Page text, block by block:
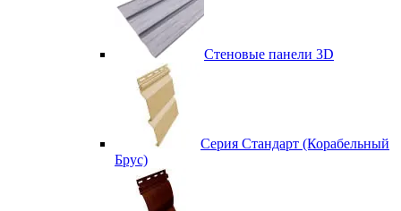
Стеновые панели 3D
Серия Стандарт (Корабельный
Брус)